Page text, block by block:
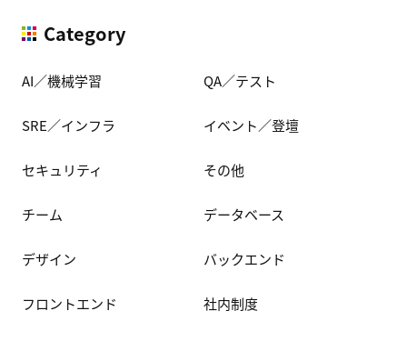
Category
AI／機械学習 QA／テスト
SRE／インフラ イベント／登壇
セキュリティ その他
チーム データベース
デザイン バックエンド
フロントエンド 社内制度